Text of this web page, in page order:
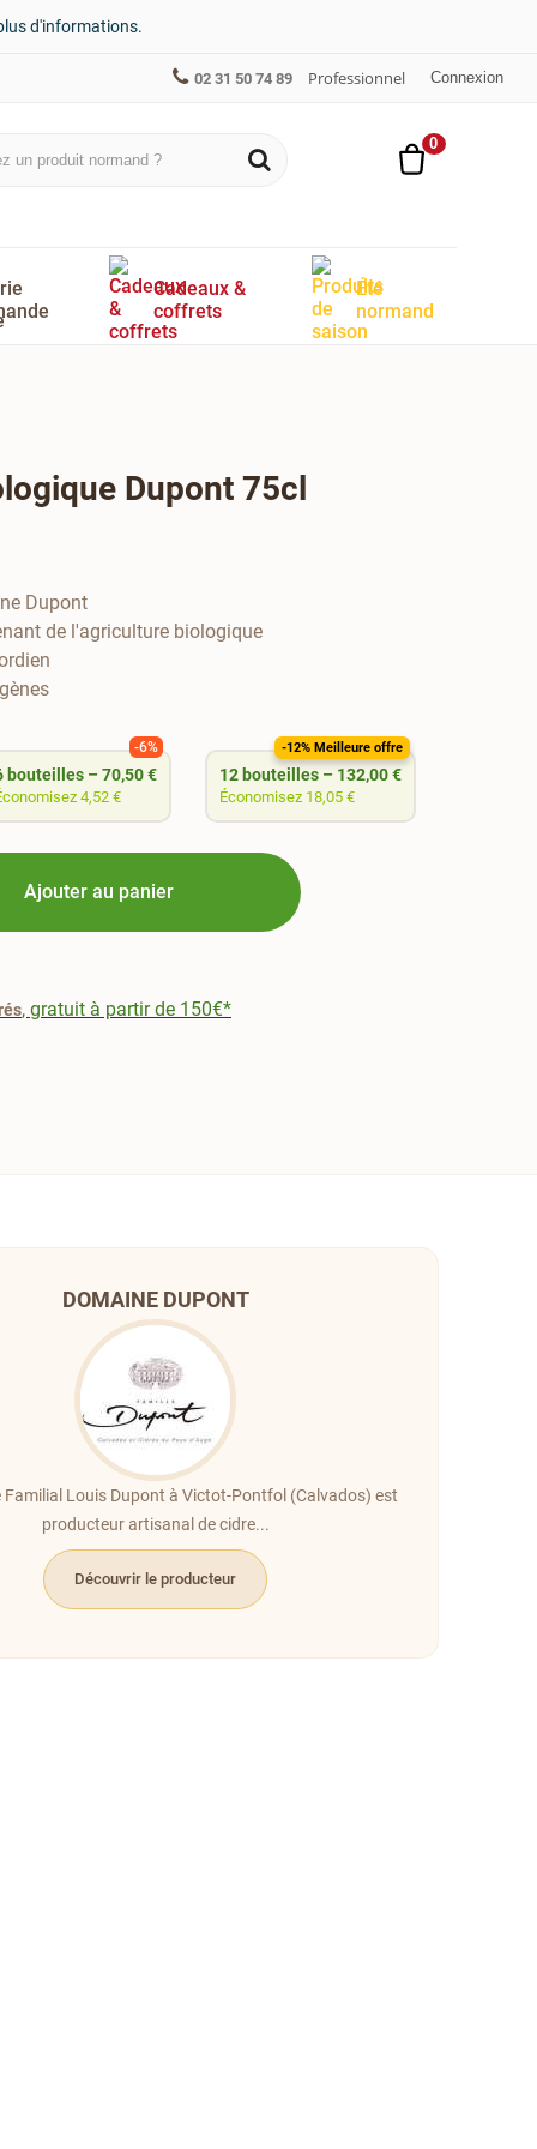
d'informations.
02 31 50 74 89 Professionnel Connexion
0
Cadeaux &
coffrets
Été
normand
Dupont 75cl
Dupont
de l'agriculture biologique
bouteilles – 70,50 €
-6%
4,52 €
12 bouteilles – 132,00 €
-12%
Économisez 18,05 €
-12% Meilleure offre
Ajouter au panier
, gratuit à partir de 150€*
DOMAINE DUPONT
Familial Louis Dupont à Victot-Pontfol (Calvados) est
producteur artisanal de cidre...
Découvrir le producteur